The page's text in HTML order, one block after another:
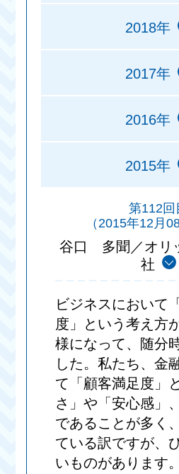
2018年
2017年
2016年
2015年
第112回
（2015年12月
谷口 多聞／オリ
社
ビジネスにおいて
度」という考え方
様になって、随分
した。私たち、金
て「顧客満足度」
さ」や「安心感」
であることが多く
ている訳ですが、
いものがあります